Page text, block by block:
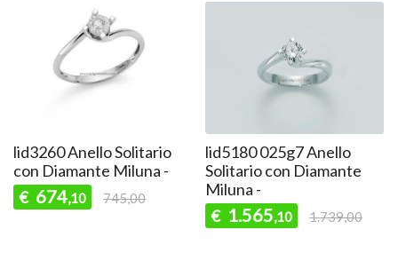
lid3260 Anello Solitario
con Diamante Miluna -
€ 674,10 745,00
lid5180 025g7 Anello
Solitario con Diamante
Miluna -
€ 1.565,10 1.739,00